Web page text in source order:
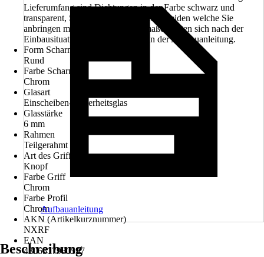
Lieferumfang sind Dichtungen in der Farbe schwarz und
transparent, Sie können Bauseits entscheiden welche Sie
anbringen möchten., Die Einbaumaße richten sich nach der
Einbausituation. Diese finden sie in der Aufbauanleitung.
Form Scharniere
Rund
Farbe Scharniere
Chrom
Glasart
Einscheiben-Sicherheitsglas
Glasstärke
6 mm
Rahmen
Teilgerahmt
Art des Griffs
Knopf
Farbe Griff
Chrom
Farbe Profil
Chrom
AKN (Artikelkurznummer)
NXRF
EAN
4306517980597
Aufbauanleitung
Beschreibung